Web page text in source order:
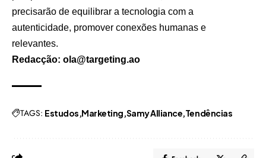
precisarão de equilibrar a tecnologia com a
autenticidade, promover conexões humanas e
relevantes.
Redacção: ola@targeting.ao
TAGS: Estudos Marketing Samy Alliance Tendências